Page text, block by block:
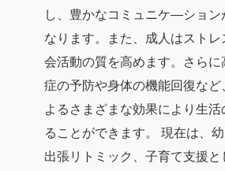
し、豊かなコミュニケ—ション
なります。また、成人はスト
会活動の質を高めます。さらに
症の予防や身体の機能回復など
よるさまざまな効果により生
ることができます。 現在は、
出張リトミック、子育て支援と